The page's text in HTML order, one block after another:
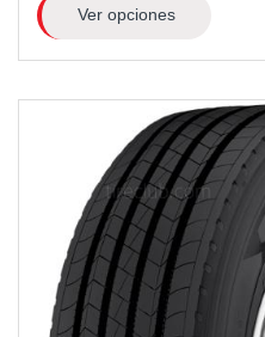
Ver opciones